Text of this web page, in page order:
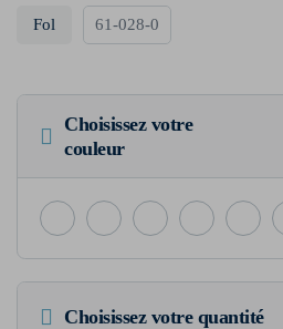
Fol 61-028-0
Choisissez votre
couleur
Choisissez votre quantité